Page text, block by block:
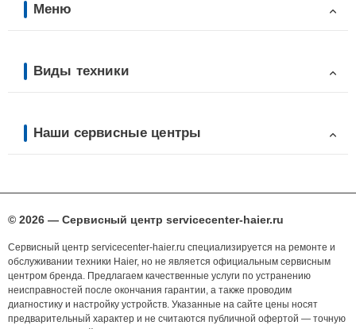
Меню
Виды техники
Наши сервисные центры
© 2026 — Сервисный центр servicecenter-haier.ru
Сервисный центр servicecenter-haier.ru специализируется на ремонте и
обслуживании техники Haier, но не является официальным сервисным
центром бренда. Предлагаем качественные услуги по устранению
неисправностей после окончания гарантии, а также проводим
диагностику и настройку устройств. Указанные на сайте цены носят
предварительный характер и не считаются публичной офертой — точную